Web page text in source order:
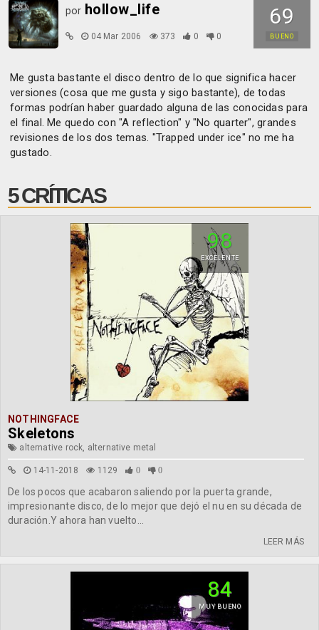
69
BUENO
por hollow_life
04 Mar 2006 373 0 0
Me gusta bastante el disco dentro de lo que significa hacer
versiones (cosa que me gusta y sigo bastante), de todas
formas podrían haber guardado alguna de las conocidas para
el final. Me quedo con "A reflection" y "No quarter", grandes
revisiones de los dos temas. "Trapped under ice" no me ha
gustado.
5 CRÍTICAS
98
EXCELENTE
NOTHINGFACE
Skeletons
alternative rock, alternative metal
14-11-2018 1129 0 0
De los pocos que acabaron saliendo por la puerta grande,
impresionante disco, de lo mejor que dejó el nu en su década de
duración.Y ahora han vuelto...
LEER MÁS
84
MUY BUENO